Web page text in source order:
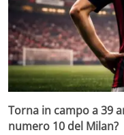
Torna in campo a 39
numero 10 del Milan?